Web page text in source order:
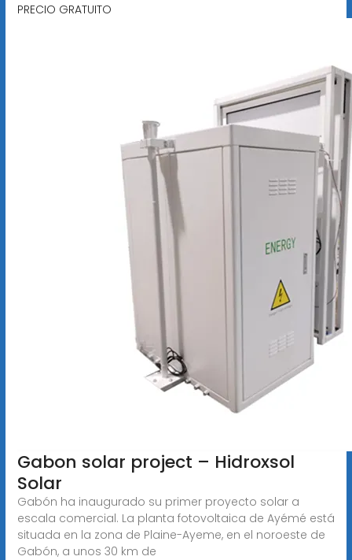
PRECIO GRATUITO
Gabon solar project – Hidroxsol
Solar
Gabón ha inaugurado su primer proyecto solar a
escala comercial. La planta fotovoltaica de Ayémé está
situada en la zona de Plaine-Ayeme, en el noroeste de
Gabón, a unos 30 km de